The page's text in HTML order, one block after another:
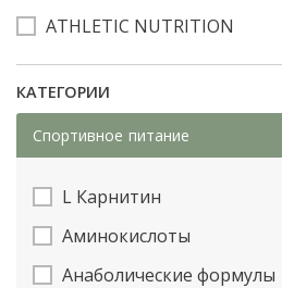
ATHLETIC NUTRITION
КАТЕГОРИИ
Спортивное питание
L Карнитин
Аминокислоты
Анаболические формулы